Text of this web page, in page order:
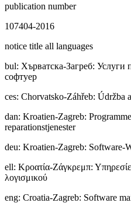
publication number
107404-2016
notice title all languages
bul: Хърватска-Загреб:
софтуер
ces: Chorvatsko-Záhřeb: Údržba
dan: Kroatien-Zagreb:
reparationstjenester
deu: Kroatien-Zagreb: Software-
ell: Κροατία-Ζάγκρεμπ:
λογισμικού
eng: Croatia-Zagreb: Software